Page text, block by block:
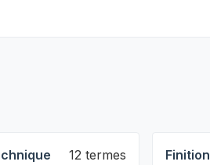
12 termes Finition